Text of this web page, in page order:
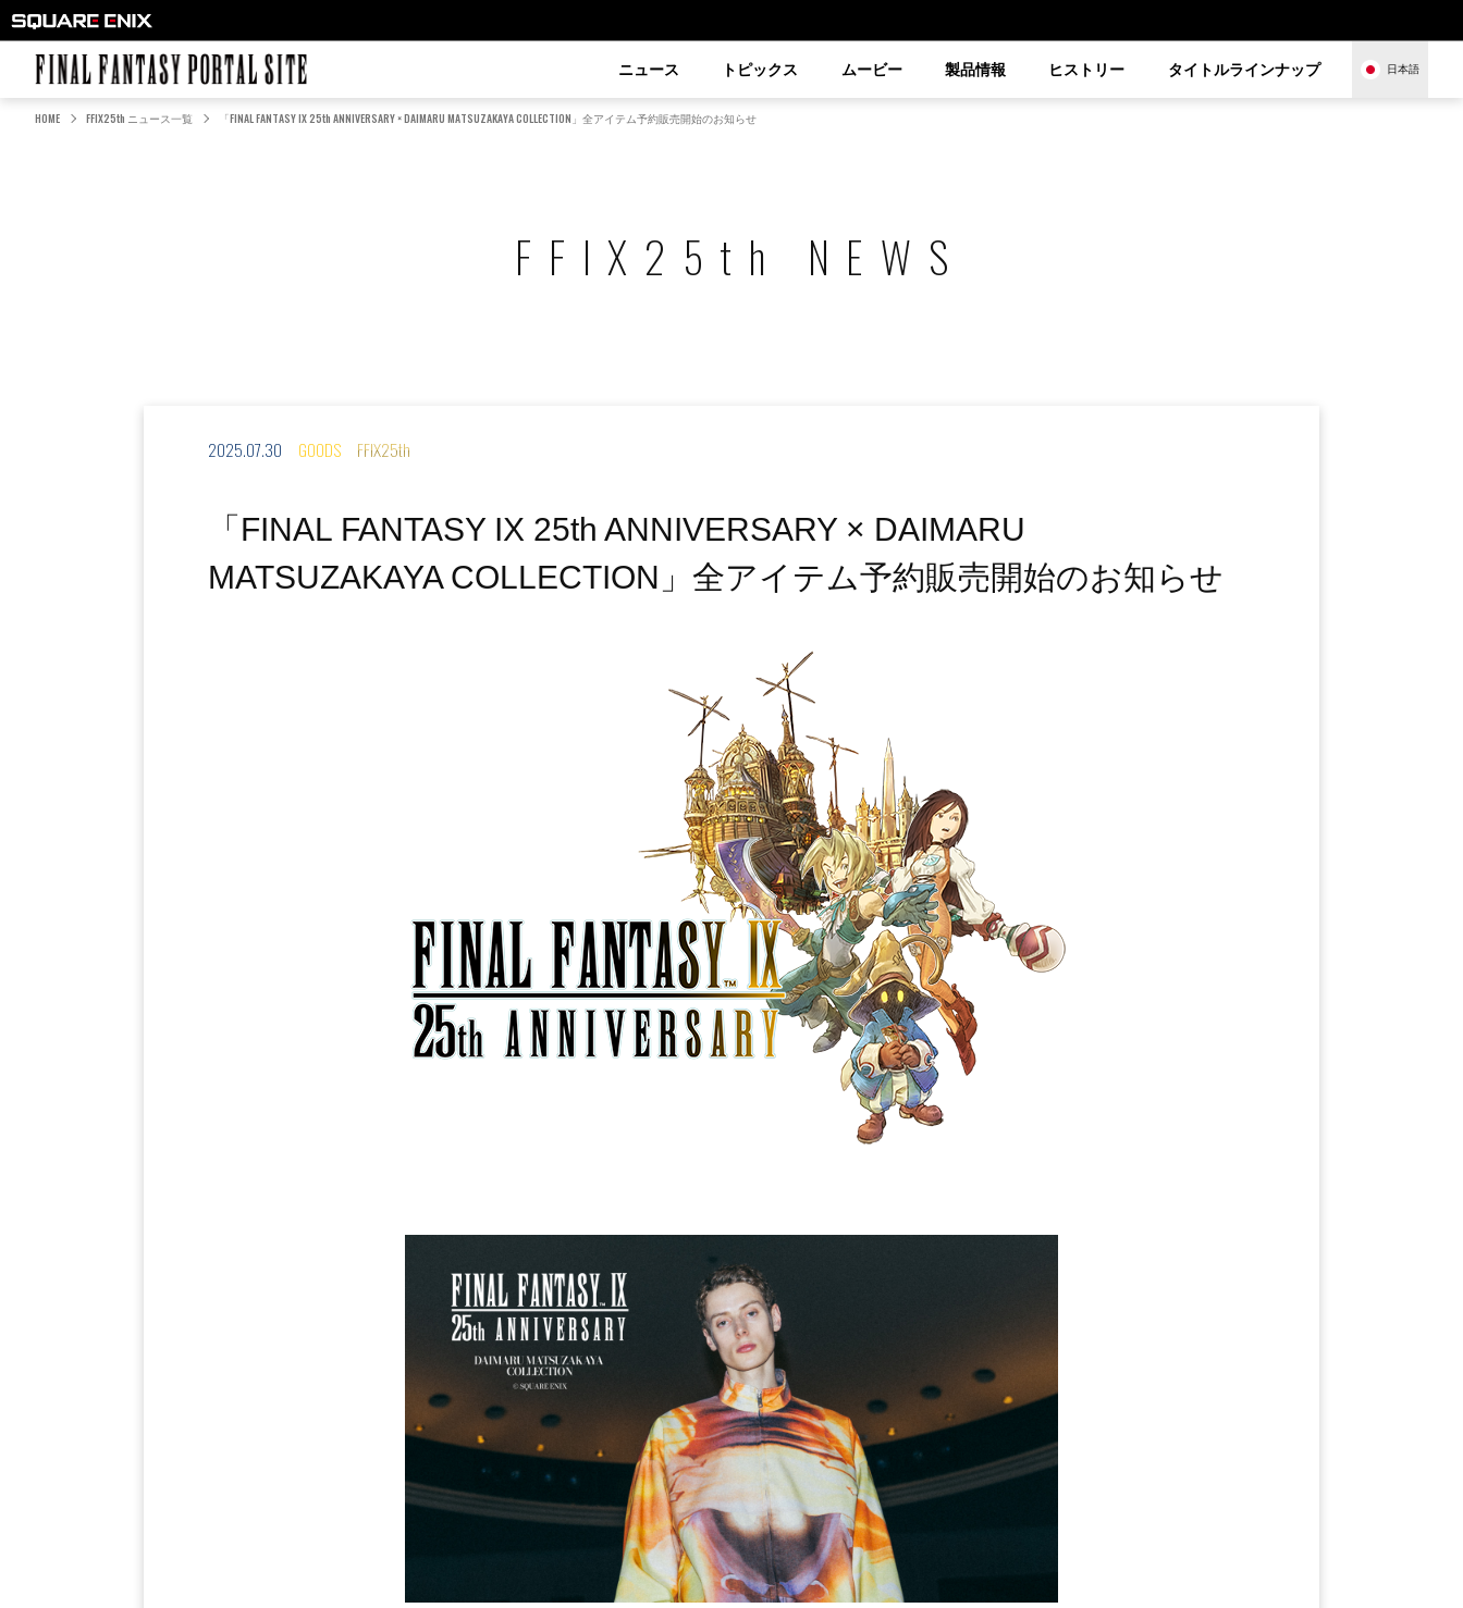
ニュース トピックス ムービー 製品情報 ヒストリー タイトルラインナップ 日本語
HOME FFIX25th ニュース一覧 「FINAL FANTASY IX 25th ANNIVERSARY × DAIMARU MATSUZAKAYA COLLECTION」全アイテム予約販売開始のお知らせ
FFIX25th NEWS
GOODS FFIX25th
2025.07.30
「FINAL FANTASY IX 25th ANNIVERSARY × DAIMARU
MATSUZAKAYA COLLECTION」全アイテム予約販売開始のお知らせ